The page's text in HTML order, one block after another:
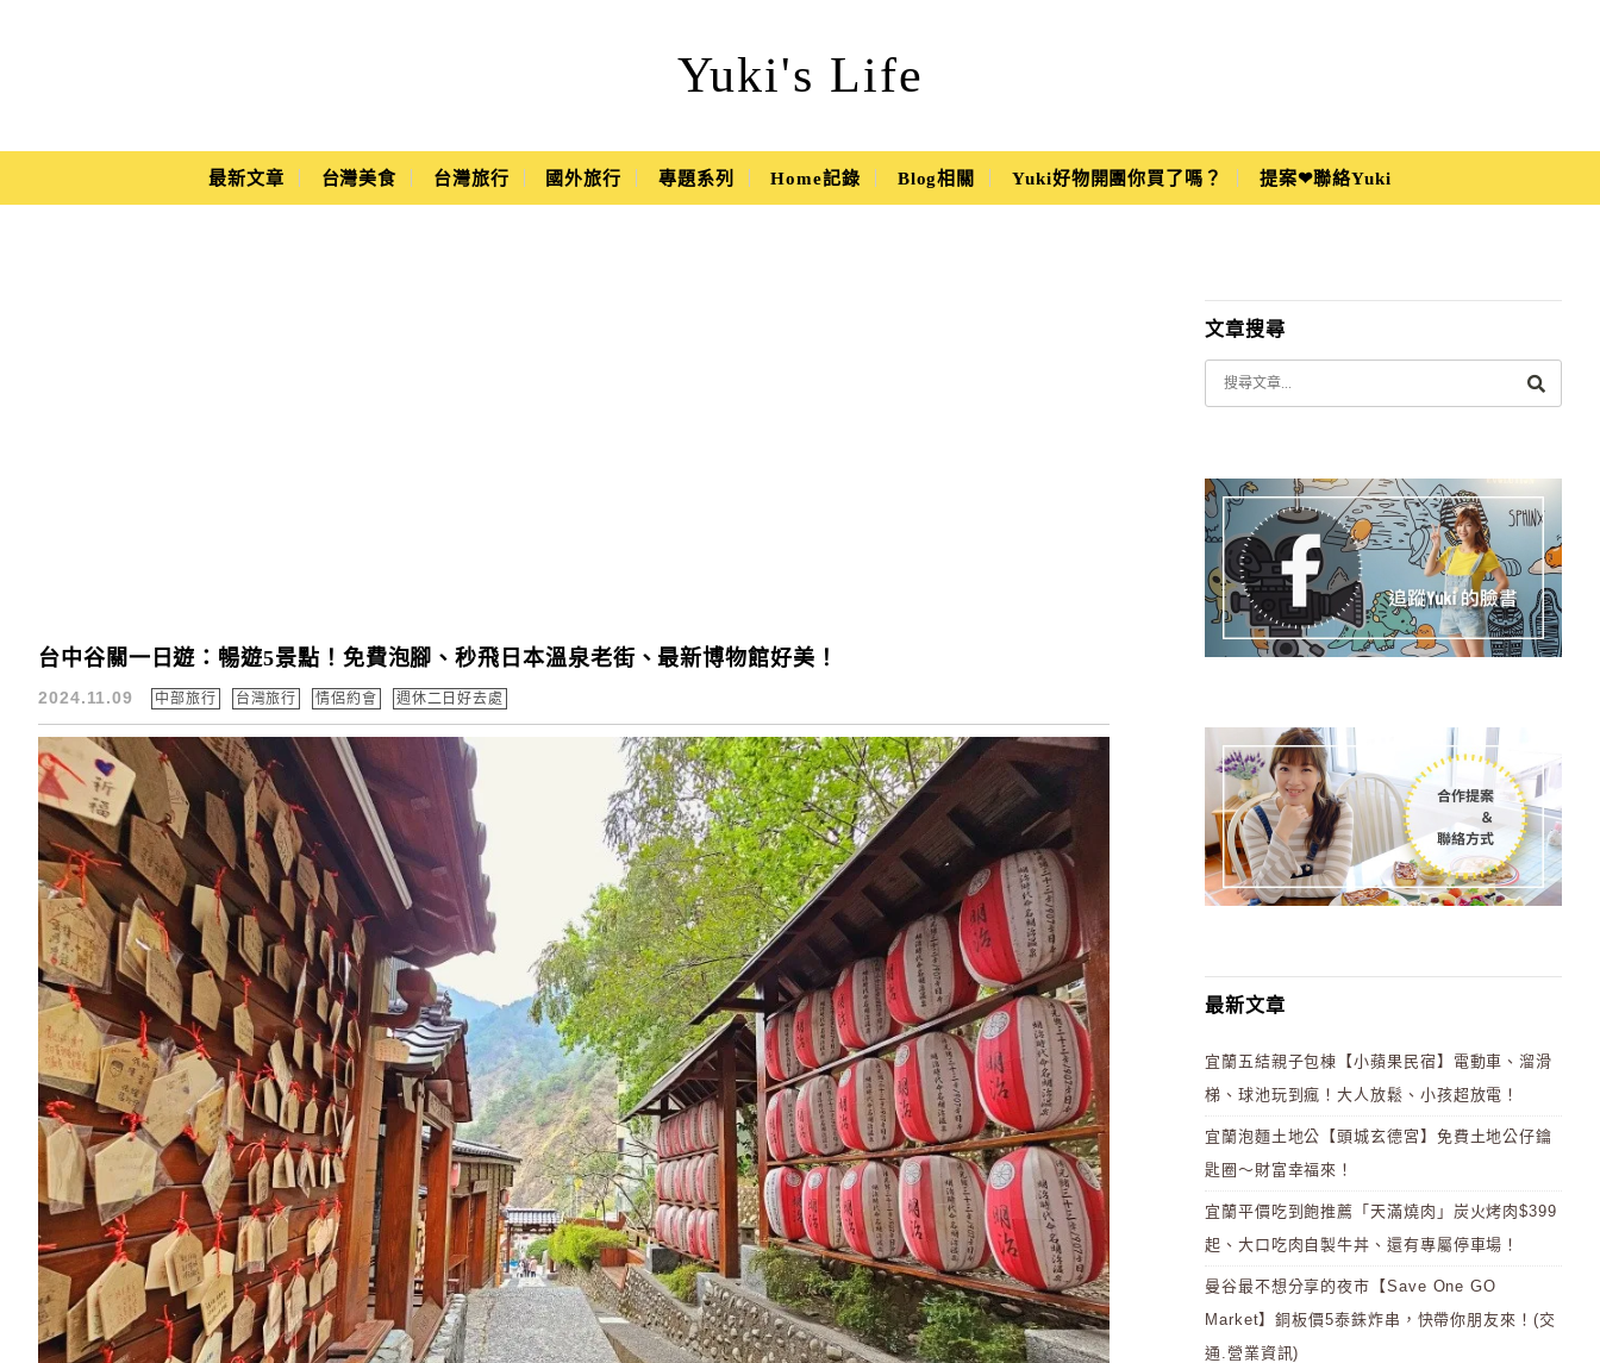
Yuki's Life
Yuki's Life
Main Menu
最新文章 台灣美食 台灣旅行 國外旅行 專題系列 Home記錄 Blog相關 Yuki好物開團你買了嗎？ 提案❤聯絡Yuki
台中谷關一日遊：暢遊5景點！免費泡腳、秒飛日本溫泉老街、最新博物館好美！
2024.11.09 中部旅行 台灣旅行 情侶約會 週休二日好去處
文章搜尋
最新文章
宜蘭五結親子包棟【小蘋果民宿】電動車、溜滑
梯、球池玩到瘋！大人放鬆、小孩超放電！
宜蘭泡麵土地公【頭城玄德宮】免費土地公仔鑰
匙圈～財富幸福來！
宜蘭平價吃到飽推薦「天滿燒肉」炭火烤肉$399
起、大口吃肉自製牛丼、還有專屬停車場！
曼谷最不想分享的夜市【Save One GO
Market】銅板價5泰銖炸串，快帶你朋友來！(交
通.營業資訊)